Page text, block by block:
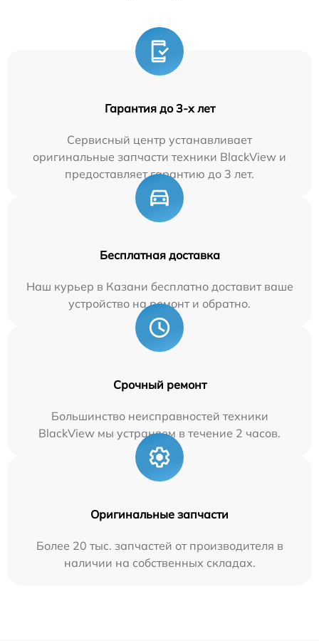
Гарантия до 3-х лет
Сервисный центр устанавливает
оригинальные запчасти техники BlackView и
предоставляет гарантию до 3 лет.
Бесплатная доставка
Наш курьер в Казани бесплатно доставит ваше
устройство на ремонт и обратно.
Срочный ремонт
Большинство неисправностей техники
BlackView мы устраняем в течение 2 часов.
Оригинальные запчасти
Более 20 тыс. запчастей от производителя в
наличии на собственных складах.